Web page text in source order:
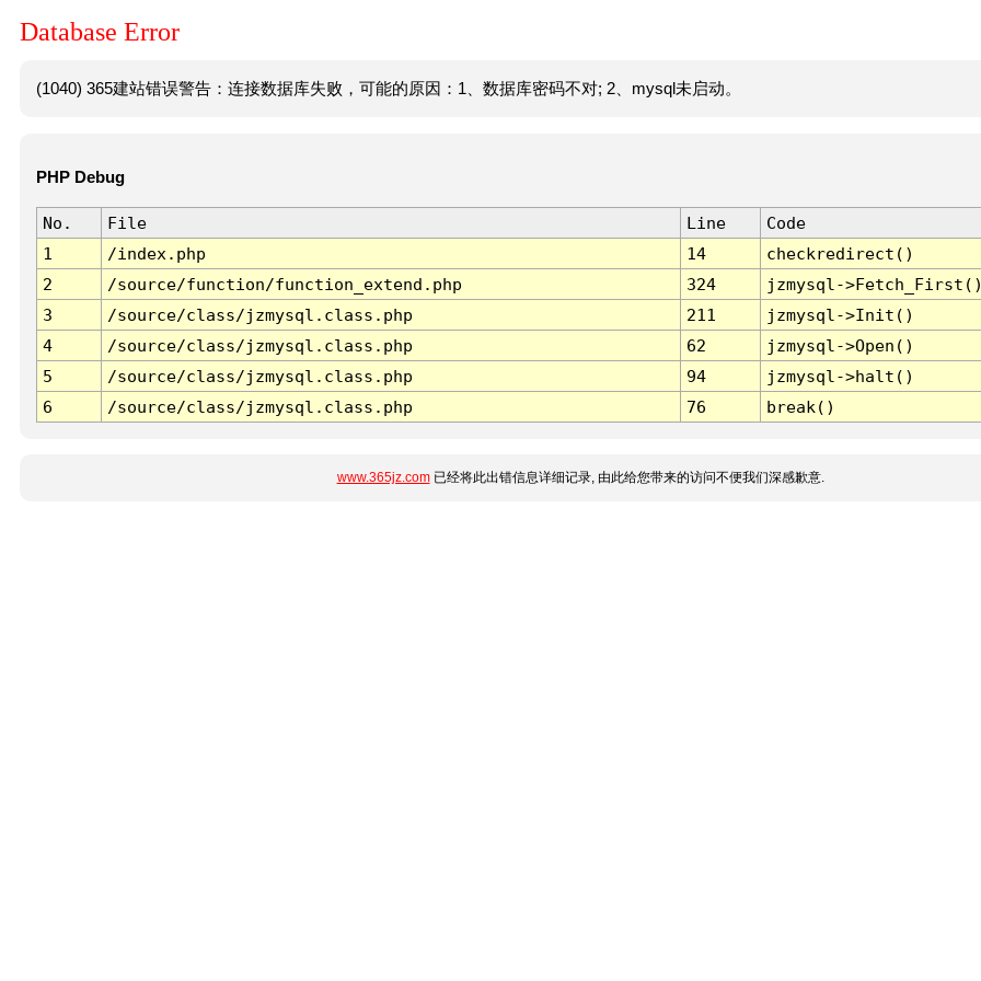
Database Error
(1040) 365建站错误警告：连接数据库失败，可能的原因：1、数据库密码不对; 2、mysql未启动。
PHP Debug
No. File Line
Code
1
/index.php 14
checkredirect()
2
/source/function/function_extend.php 324
jzmysql-
3
/source/class/jzmysql.class.php 211
jzmysql->Init()
4
/source/class/jzmysql.class.php 62
jzmysql->Open()
5
/source/class/jzmysql.class.php 94
jzmysql->halt()
6
/source/class/jzmysql.class.php 76 break()
www.365jz.com已经将此出错信息详细记录, 由此给您带来的访问不便我们深感歉意.